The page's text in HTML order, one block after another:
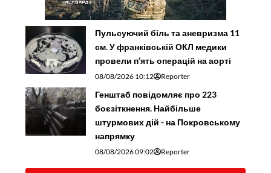
Пульсуючий біль та аневризма 11
см. У франківській ОКЛ медики
провели п’ять операцій на аорті
08/08/2026 10:12 Reporter
Генштаб повідомляє про 223
боєзіткнення. Найбільше
штурмових дій - на Покровському
напрямку
08/08/2026 09:02 Reporter